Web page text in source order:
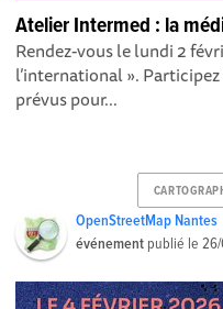
Atelier Intermed : la
Rendez-vous le lundi 2
l’international ». Participez
prévus pour...
OpenStreetMap Nantes
événement publié le